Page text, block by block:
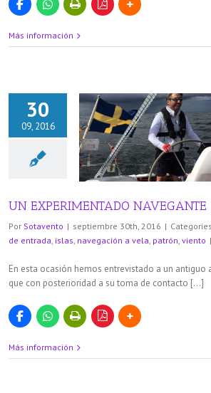
Más información
30
09, 2016
UN EXPERIMENTADO NAVEGANTE
Por Sotavento | septiembre 30th, 2016 |
de entrada, islas, navegación a vela, patrón, viento |
En esta ocasión hemos entrevistado a un antiguo
que con posterioridad a su toma de contacto […]
Más información